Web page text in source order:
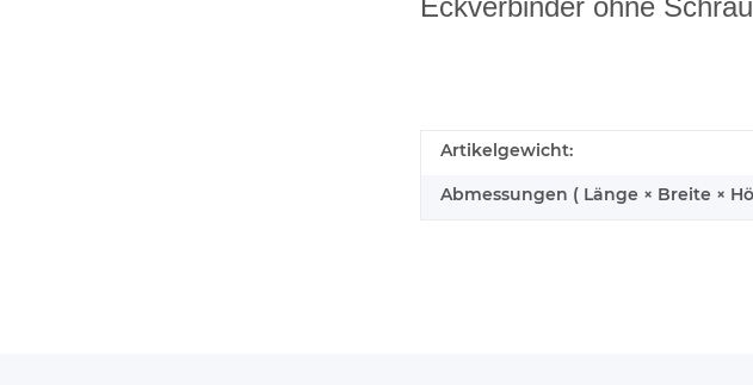
Eckverbinder ohne
Artikelgewicht:
Abmessungen ( Länge × Breite ×